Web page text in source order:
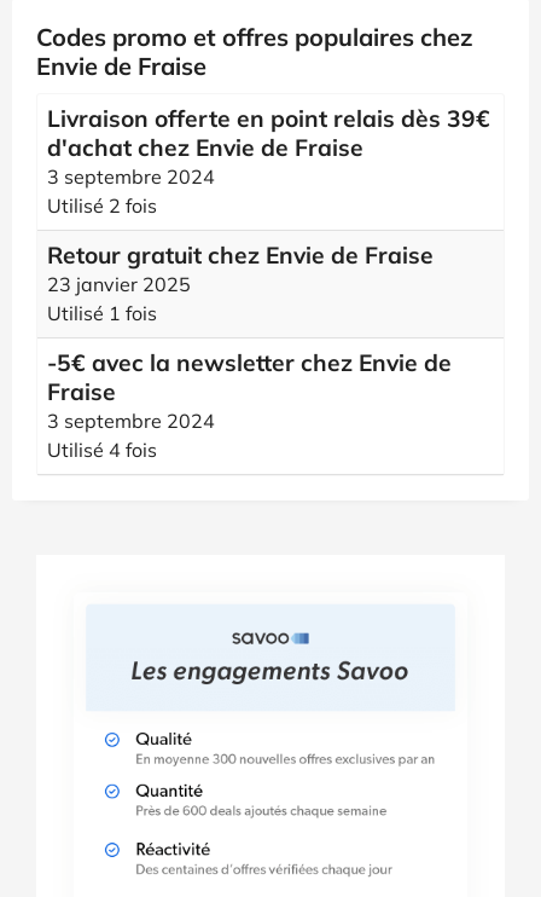
Codes promo et offres populaires chez
Envie de Fraise
Livraison offerte en point relais dès 39€
d'achat chez Envie de Fraise
3 septembre 2024
Utilisé 2 fois
Retour gratuit chez Envie de Fraise
23 janvier 2025
Utilisé 1 fois
-5€ avec la newsletter chez Envie de
Fraise
3 septembre 2024
Utilisé 4 fois